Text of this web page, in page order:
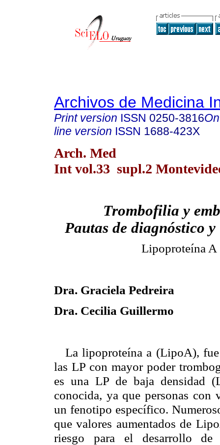
Archivos de Medicina
Print version ISSN 0250-3816
line version ISSN 1688-423X
Arch. Med
Int vol.33 supl.2
Trombofilia y
Pautas de diagnóstico
Lipoproteína A
Dra. Graciela Pedreira
Dra. Cecilia Guillermo
La lipoproteína a (LipoA),
las LP con mayor poder
es una LP de baja densidad
conocida, ya que personas con
un fenotipo específico.
que valores aumentados de
riesgo para el desarrollo de